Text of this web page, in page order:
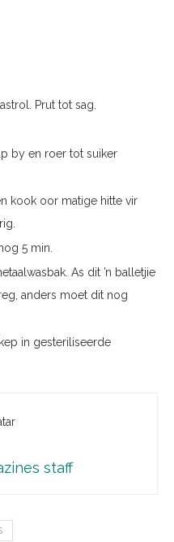
Prut tot sag.
by en roer tot suiker
kook oor matige hitte vir
5 min.
As dit ’n balletjie
anders moet dit nog
in gesteriliseerde
staff